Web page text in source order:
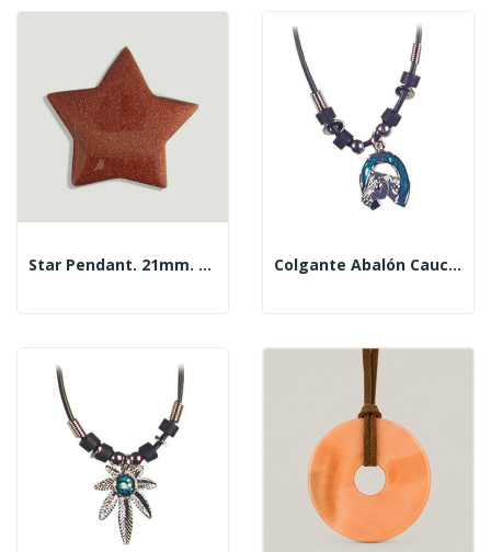
Star Pendant. 21mm. Gold Aventurine. Colgante Abalón Caucho Herradura